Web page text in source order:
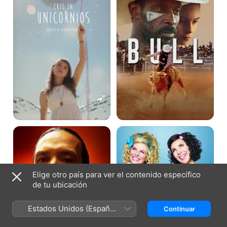
Hijos
violencia
Ass
Backwards
Elige otro país para ver el contenido específico
de tu ubicación
Estados Unidos (Español
México)
Continuar